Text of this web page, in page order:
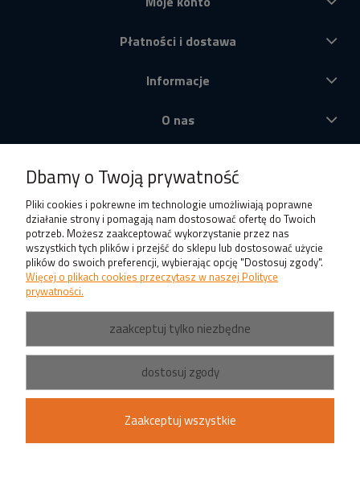
Płatności i dostawa
Informacje
O nas
Dbamy o Twoją prywatność
Pliki cookies i pokrewne im technologie umożliwiają poprawne
działanie strony i pomagają nam dostosować ofertę do Twoich
potrzeb. Możesz zaakceptować wykorzystanie przez nas
wszystkich tych plików i przejść do sklepu lub dostosować użycie
plików do swoich preferencji, wybierając opcję "Dostosuj zgody".
Więcej o plikach cookies przeczytasz w naszej Polityce
prywatności.
zaakceptuj tylko niezbędne
dostosuj zgody
Zaakceptuj wszystkie